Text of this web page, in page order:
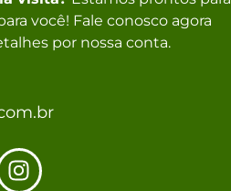
você! Fale conosco agora
por nossa conta.